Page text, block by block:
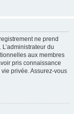
ne prend
du
aux membres
pris connaissance
privée. Assurez-vous